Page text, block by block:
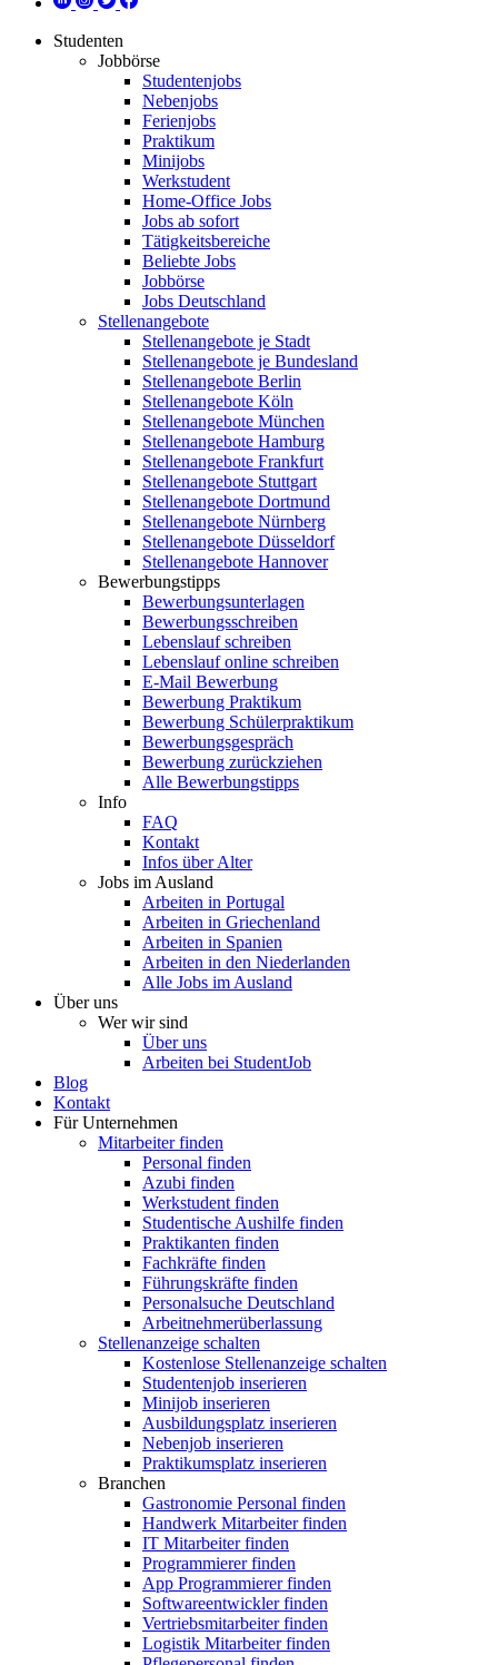
Studenten
Jobbörse
Studentenjobs
Nebenjobs
Ferienjobs
Praktikum
Minijobs
Werkstudent
Home-Office Jobs
Jobs ab sofort
Tätigkeitsbereiche
Beliebte Jobs
Jobbörse
Jobs Deutschland
Stellenangebote
Stellenangebote je Stadt
Stellenangebote je Bundesland
Stellenangebote Berlin
Stellenangebote Köln
Stellenangebote München
Stellenangebote Hamburg
Stellenangebote Frankfurt
Stellenangebote Stuttgart
Stellenangebote Dortmund
Stellenangebote Nürnberg
Stellenangebote Düsseldorf
Stellenangebote Hannover
Bewerbungstipps
Bewerbungsunterlagen
Bewerbungsschreiben
Lebenslauf schreiben
Lebenslauf online schreiben
E-Mail Bewerbung
Bewerbung Praktikum
Bewerbung Schülerpraktikum
Bewerbungsgespräch
Bewerbung zurückziehen
Alle Bewerbungstipps
Info
FAQ
Kontakt
Infos über Alter
Jobs im Ausland
Arbeiten in Portugal
Arbeiten in Griechenland
Arbeiten in Spanien
Arbeiten in den Niederlanden
Alle Jobs im Ausland
Über uns
Wer wir sind
Über uns
Arbeiten bei StudentJob
Blog
Kontakt
Für Unternehmen
Mitarbeiter finden
Personal finden
Azubi finden
Werkstudent finden
Studentische Aushilfe finden
Praktikanten finden
Fachkräfte finden
Führungskräfte finden
Personalsuche Deutschland
Arbeitnehmerüberlassung
Stellenanzeige schalten
Kostenlose Stellenanzeige schalten
Studentenjob inserieren
Minijob inserieren
Ausbildungsplatz inserieren
Nebenjob inserieren
Praktikumsplatz inserieren
Branchen
Gastronomie Personal finden
Handwerk Mitarbeiter finden
IT Mitarbeiter finden
Programmierer finden
App Programmierer finden
Softwareentwickler finden
Vertriebsmitarbeiter finden
Logistik Mitarbeiter finden